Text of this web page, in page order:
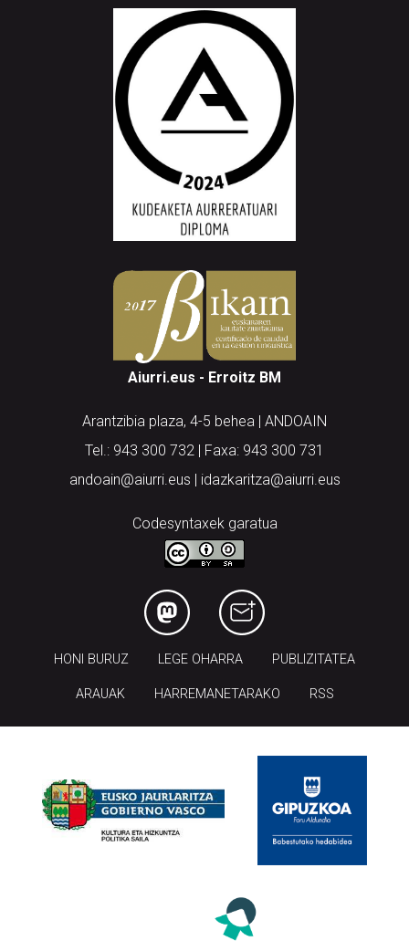
Aiurri.eus - Erroitz BM
Arantzibia plaza, 4-5 behea | ANDOAIN
Tel.: 943 300 732 | Faxa: 943 300 731
andoain@aiurri.eus | idazkaritza@aiurri.eus
Codesyntaxek garatua
HONI BURUZ LEGE OHARRA PUBLIZITATEA
ARAUAK HARREMANETARAKO RSS